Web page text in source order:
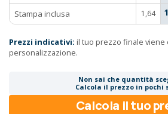
Stampa inclusa 1,64
Prezzi indicativi: il tuo prezzo finale viene
personalizzazione.
Non sai che quantità
Calcola il prezzo in pochi
Calcola il tuo